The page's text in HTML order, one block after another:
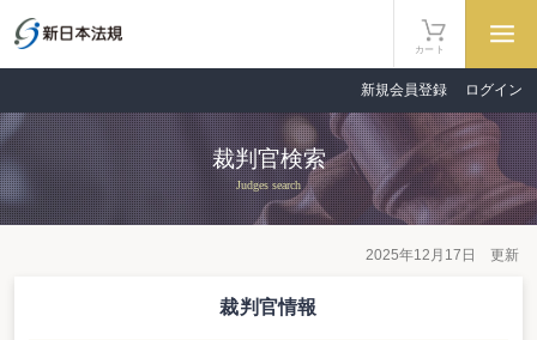
カート
新規会員登録 ログイン
裁判官検索
Judges search
2025年12月17日 更新
裁判官情報